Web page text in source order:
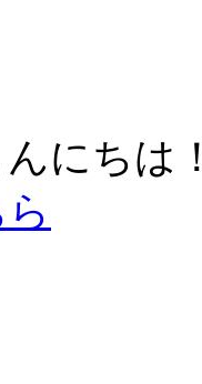
にちは